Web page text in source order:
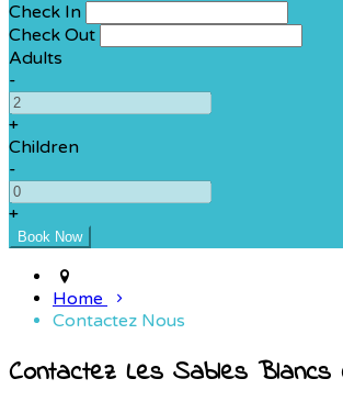
Check In
Check Out
Adults
-
+
Children
-
+
Home
Contactez Nous
Contactez Les Sables Blancs